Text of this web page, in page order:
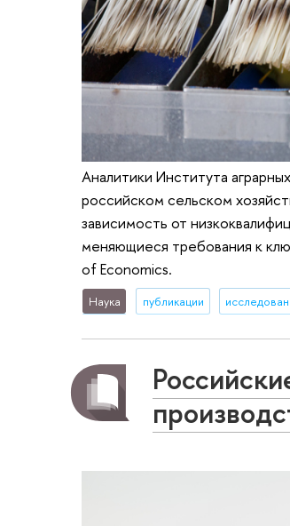
Аналитики Института
российском сельском
зависимость от
меняющиеся требования к
of Economics.
Наука публикации